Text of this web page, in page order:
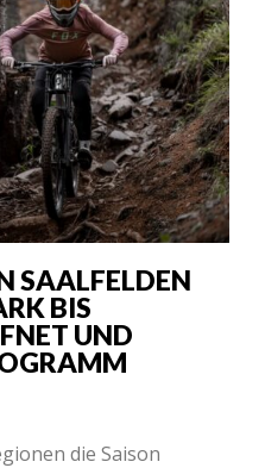
SAALFELDEN
BIS
UND
die Saison